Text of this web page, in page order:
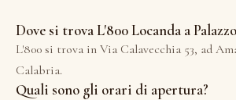
Dove si trova L'800 Locanda a
L'800 si trova in Via Calavecchia 53, ad
Calabria.
Quali sono gli orari di apertura?